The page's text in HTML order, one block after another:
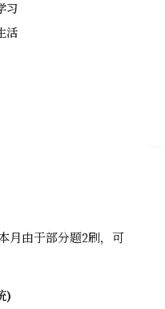
月由于部分题2刷，可
)
习
活